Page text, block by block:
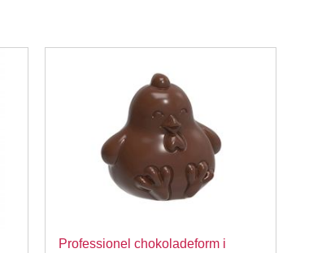
Professionel chokoladeform i